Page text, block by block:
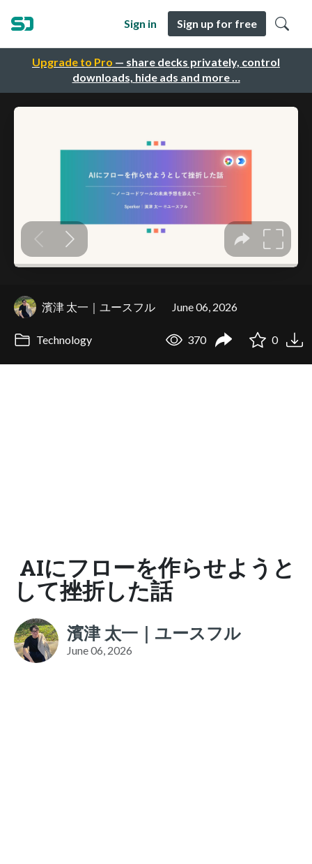
Upgrade to Pro — share decks privately, control
downloads, hide ads and more …
Sign in Sign up for free
濱津 太一｜ユースフル June 06, 2026
Technology 370 0
AIにフローを作らせようと
して挫折した話
濱津 太一｜ユースフル
June 06, 2026